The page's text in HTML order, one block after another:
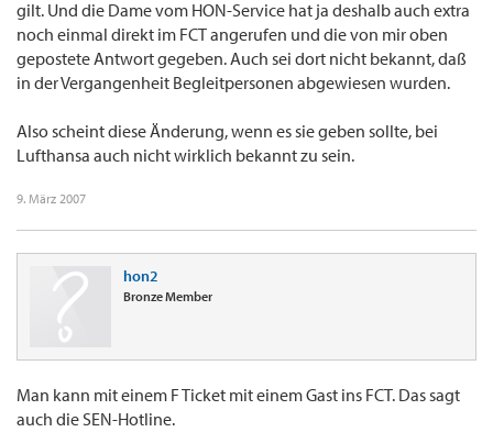
gilt. Und die Dame vom HON-Service hat ja deshalb auch extra
noch einmal direkt im FCT angerufen und die von mir oben
gepostete Antwort gegeben. Auch sei dort nicht bekannt, daß
in der Vergangenheit Begleitpersonen abgewiesen wurden.
Also scheint diese Änderung, wenn es sie geben sollte, bei
Lufthansa auch nicht wirklich bekannt zu sein.
9. März 2007
hon2
Bronze Member
Man kann mit einem F Ticket mit einem Gast ins FCT. Das sagt
auch die SEN-Hotline.